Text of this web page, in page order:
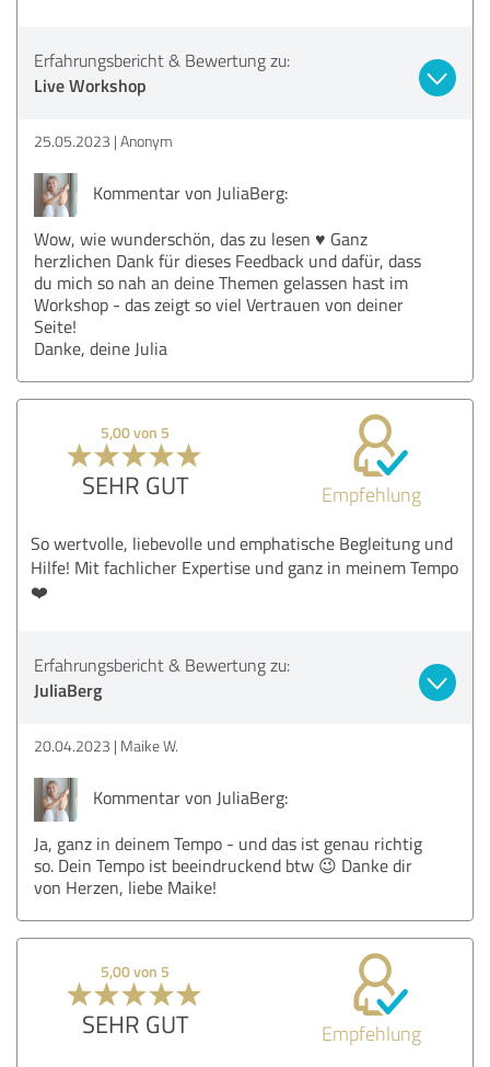
Erfahrungsbericht & Bewertung zu:
Live Workshop
25.05.2023 Anonym
Kommentar von JuliaBerg:
Wow, wie wunderschön, das zu lesen ♥️ Ganz
herzlichen Dank für dieses Feedback und dafür, dass
du mich so nah an deine Themen gelassen hast im
Workshop - das zeigt so viel Vertrauen von deiner
Seite!
Danke, deine Julia
5,00 von 5
SEHR GUT Empfehlung
So wertvolle, liebevolle und emphatische Begleitung und
Hilfe! Mit fachlicher Expertise und ganz in meinem Tempo
❤️
Erfahrungsbericht & Bewertung zu:
JuliaBerg
20.04.2023 Maike W.
Kommentar von JuliaBerg:
Ja, ganz in deinem Tempo - und das ist genau richtig
so. Dein Tempo ist beeindruckend btw 😉 Danke dir
von Herzen, liebe Maike!
5,00 von 5
SEHR GUT Empfehlung